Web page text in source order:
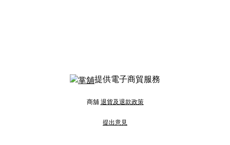
提供電子商貿服務
商舖 退貨及退款政策
提出意見